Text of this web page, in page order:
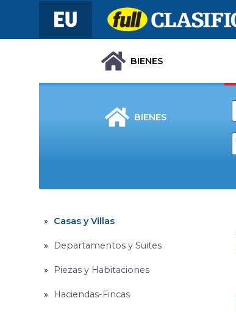
BIENES
BIENES
Casas y Villas
Departamentos y Suites
Piezas y Habitaciones
Haciendas-Fincas